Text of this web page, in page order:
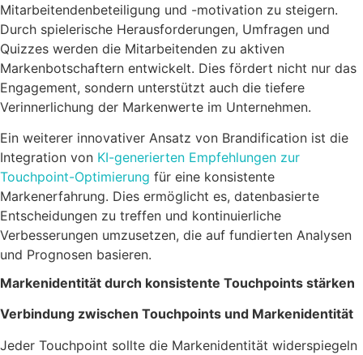
Mitarbeitendenbeteiligung und -motivation zu steigern.
Durch spielerische Herausforderungen, Umfragen und
Quizzes werden die Mitarbeitenden zu aktiven
Markenbotschaftern entwickelt. Dies fördert nicht nur das
Engagement, sondern unterstützt auch die tiefere
Verinnerlichung der Markenwerte im Unternehmen.
Ein weiterer innovativer Ansatz von Brandification ist die
Integration von KI-generierten Empfehlungen zur
Touchpoint-Optimierung für eine konsistente
Markenerfahrung. Dies ermöglicht es, datenbasierte
Entscheidungen zu treffen und kontinuierliche
Verbesserungen umzusetzen, die auf fundierten Analysen
und Prognosen basieren.
Markenidentität durch konsistente Touchpoints stärken
Verbindung zwischen Touchpoints und Markenidentität
Jeder Touchpoint sollte die Markenidentität widerspiegeln